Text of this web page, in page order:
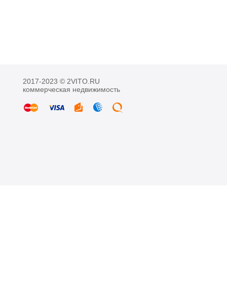
2017-2023 © 2VITO.RU
коммерческая недвижимость